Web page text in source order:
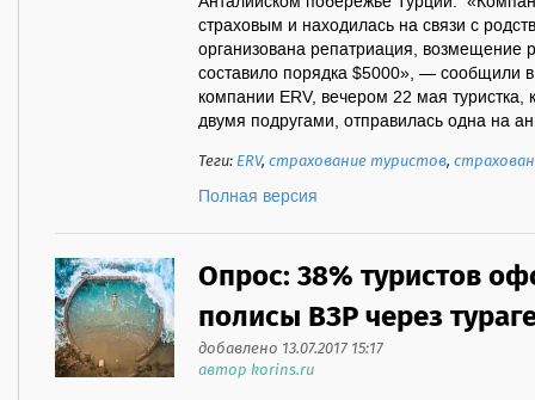
страховым и находилась на связи с
организована репатриация, возмещение
составило порядка $5000», — сообщили
компании ERV, вечером 22 мая туристка,
двумя подругами, отправилась одна на
Теги:ERV,страхование туристов,
Полная версия
Опрос: 38% туристов
полисы ВЗР через
добавлено 13.07.2017 15:17
автор korins.ru